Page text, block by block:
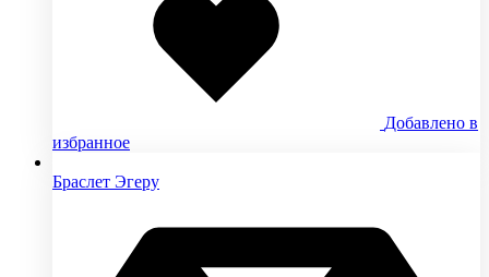
Добавлено в
избранное
Браслет Эгеру